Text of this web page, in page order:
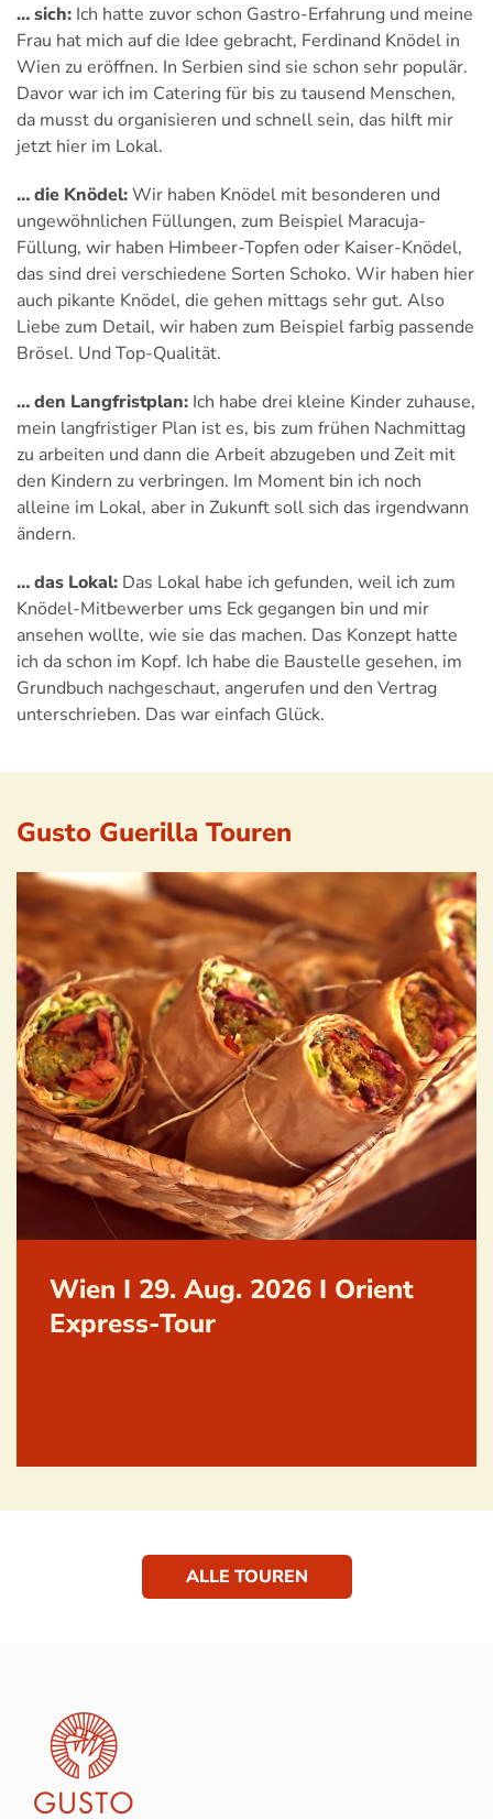
… sich: Ich hatte zuvor schon Gastro-Erfahrung und meine
Frau hat mich auf die Idee gebracht, Ferdinand Knödel in
Wien zu eröffnen. In Serbien sind sie schon sehr populär.
Davor war ich im Catering für bis zu tausend Menschen,
da musst du organisieren und schnell sein, das hilft mir
jetzt hier im Lokal.
… die Knödel:Wir haben Knödel mit besonderen und
ungewöhnlichen Füllungen, zum Beispiel Maracuja-
Füllung, wir haben Himbeer-Topfen oder Kaiser-Knödel,
das sind drei verschiedene Sorten Schoko. Wir haben hier
auch pikante Knödel, die gehen mittags sehr gut. Also
Liebe zum Detail, wir haben zum Beispiel farbig passende
Brösel. Und Top-Qualität.
… den Langfristplan: Ich habe drei kleine Kinder zuhause,
mein langfristiger Plan ist es, bis zum frühen Nachmittag
zu arbeiten und dann die Arbeit abzugeben und Zeit mit
den Kindern zu verbringen. Im Moment bin ich noch
alleine im Lokal, aber in Zukunft soll sich das irgendwann
ändern.
… das Lokal: Das Lokal habe ich gefunden, weil ich zum
Knödel-Mitbewerber ums Eck gegangen bin und mir
ansehen wollte, wie sie das machen. Das Konzept hatte
ich da schon im Kopf. Ich habe die Baustelle gesehen, im
Grundbuch nachgeschaut, angerufen und den Vertrag
unterschrieben. Das war einfach Glück.
Gusto Guerilla Touren
Wien I 29. Aug. 2026 I Orient
Express-Tour
ALLE TOUREN